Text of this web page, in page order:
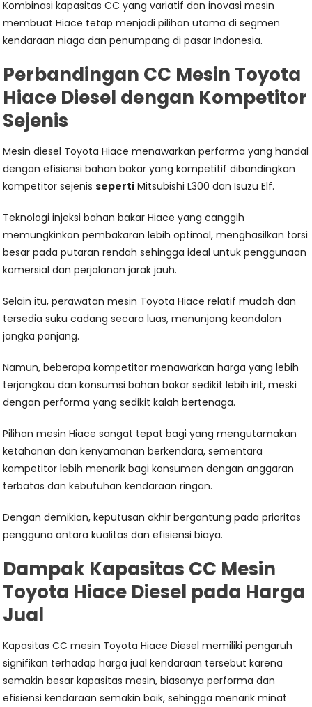
Kombinasi kapasitas CC yang variatif dan inovasi mesin
membuat Hiace tetap menjadi pilihan utama di segmen
kendaraan niaga dan penumpang di pasar Indonesia.
Perbandingan CC Mesin Toyota
Hiace Diesel dengan Kompetitor
Sejenis
Mesin diesel Toyota Hiace menawarkan performa yang handal
dengan efisiensi bahan bakar yang kompetitif dibandingkan
kompetitor sejenisseperti Mitsubishi L300 dan Isuzu Elf.
Teknologi injeksi bahan bakar Hiace yang canggih
memungkinkan pembakaran lebih optimal, menghasilkan torsi
besar pada putaran rendah sehingga ideal untuk penggunaan
komersial dan perjalanan jarak jauh.
Selain itu, perawatan mesin Toyota Hiace relatif mudah dan
tersedia suku cadang secara luas, menunjang keandalan
jangka panjang.
Namun, beberapa kompetitor menawarkan harga yang lebih
terjangkau dan konsumsi bahan bakar sedikit lebih irit, meski
dengan performa yang sedikit kalah bertenaga.
Pilihan mesin Hiace sangat tepat bagi yang mengutamakan
ketahanan dan kenyamanan berkendara, sementara
kompetitor lebih menarik bagi konsumen dengan anggaran
terbatas dan kebutuhan kendaraan ringan.
Dengan demikian, keputusan akhir bergantung pada prioritas
pengguna antara kualitas dan efisiensi biaya.
Dampak Kapasitas CC Mesin
Toyota Hiace Diesel pada Harga
Jual
Kapasitas CC mesin Toyota Hiace Diesel memiliki pengaruh
signifikan terhadap harga jual kendaraan tersebut karena
semakin besar kapasitas mesin, biasanya performa dan
efisiensi kendaraan semakin baik, sehingga menarik minat